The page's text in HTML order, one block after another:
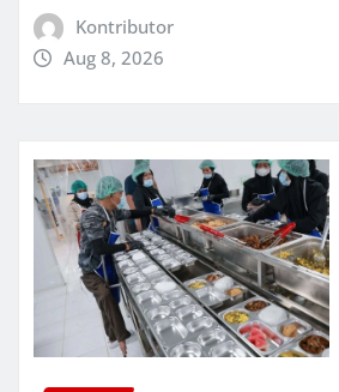
Kontributor
Aug 8, 2026